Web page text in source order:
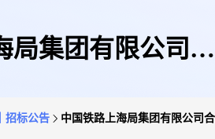
局集团有限公司合
招标公告 中国铁路上海局集团有限公司